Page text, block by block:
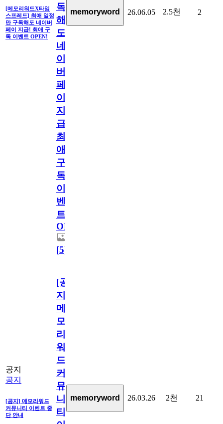
[메모리워드X타임
스프레드] 최애 일정
만 구독해도 네이버
페이 지급! 최애 구
독 이벤트 OPEN!
독
해
도
네
이
버
페
이
지
급!
최
애
구
독
이
벤
트
OPEN!
[5]
memoryword 26.06.05 2.5천 2
공지
공지
[공지] 메모리워드
커뮤니티 이벤트 중
단 안내
[공
지]
메
모
리
워
드
커
뮤
니
티
memoryword 26.03.26 2천 21